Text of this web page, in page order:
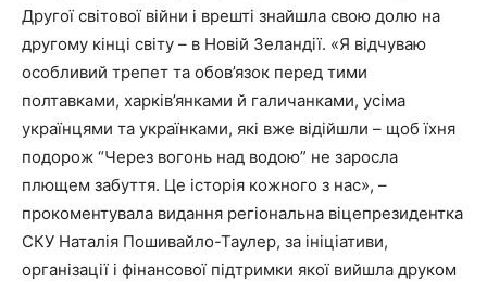
Другої світової війни і врешті знайшла свою долю на
другому кінці світу – в Новій Зеландії. «Я відчуваю
особливий трепет та обов’язок перед тими
полтавками, харків’янками й галичанками, усіма
українцями та українками, які вже відійшли – щоб їхня
подорож “Через вогонь над водою” не заросла
плющем забуття. Це історія кожного з нас», –
прокоментувала видання регіональна віцепрезидентка
СКУ Наталія Пошивайло-Таулер, за ініціативи,
організації і фінансової підтримки якої вийшла друком